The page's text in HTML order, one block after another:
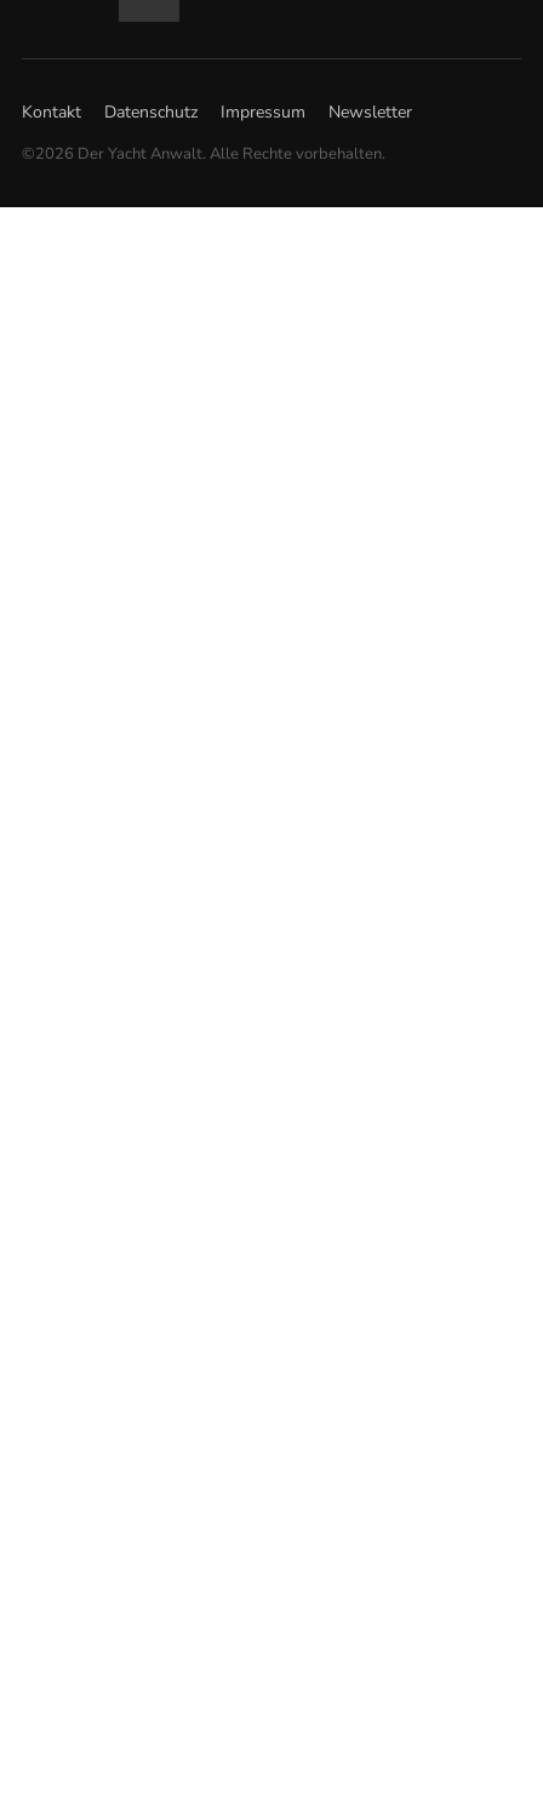
Kontakt Datenschutz Impressum Newsletter
©2026 Der Yacht Anwalt. Alle Rechte vorbehalten.